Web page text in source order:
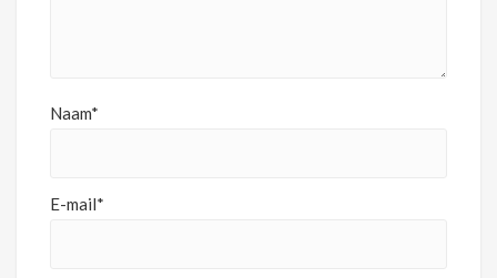
Naam*
E-mail*